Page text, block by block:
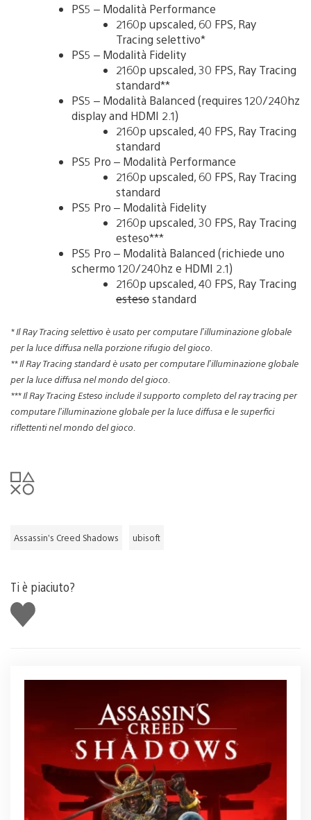
PS5 – Modalità Performance
2160p upscaled, 60 FPS, Ray
Tracing selettivo*
PS5 – Modalità Fidelity
2160p upscaled, 30 FPS, Ray Tracing
standard**
PS5 – Modalità Balanced (requires 120/240hz
display and HDMI 2.1)
2160p upscaled, 40 FPS, Ray Tracing
standard
PS5 Pro – Modalità Performance
2160p upscaled, 60 FPS, Ray Tracing
standard
PS5 Pro – Modalità Fidelity
2160p upscaled, 30 FPS, Ray Tracing
esteso***
PS5 Pro – Modalità Balanced (richiede uno
schermo 120/240hz e HDMI 2.1)
2160p upscaled, 40 FPS, Ray Tracing
estesostandard
* Il Ray Tracing selettivo è usato per computare l’illuminazione globale
per la luce diffusa nella porzione rifugio del gioco.
** Il Ray Tracing standard è usato per computare l’illuminazione globale
per la luce diffusa nel mondo del gioco.
*** Il Ray Tracing Esteso include il supporto completo del ray tracing per
computare l’illuminazione globale per la luce diffusa e le superfici
riflettenti nel mondo del gioco.
Assassin’s Creed Shadows ubisoft
Ti è piaciuto?
Mi
piace